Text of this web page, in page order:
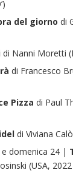
del giorno di
di Nanni Moretti
di Francesco
Pizza di Paul
di Viviana
domenica 24 |
(USA, 2022